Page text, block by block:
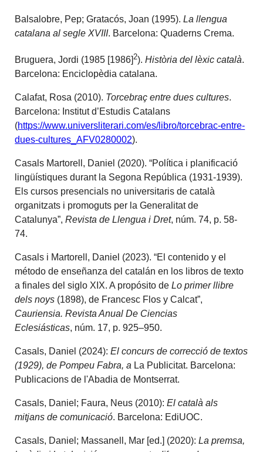
Balsalobre, Pep; Gratacós, Joan (1995).La llengua
catalana al segle XVIII. Barcelona: Quaderns Crema.
Bruguera, Jordi (1985 [1986]2).Història del lèxic català.
Barcelona: Enciclopèdia catalana.
Calafat, Rosa (2010). Torcebraç entre dues cultures.
Barcelona: Institut d’Estudis Catalans
(https://www.universliterari.com/es/libro/torcebrac-entre-
dues-cultures_AFV0280002).
Casals Martorell, Daniel (2020). “Política i planificació
lingüístiques durant la Segona República (1931-1939).
Els cursos presencials no universitaris de català
organitzats i promoguts per la Generalitat de
Catalunya”,Revista de Llengua i Dret, núm. 74, p. 58-
74.
Casals i Martorell, Daniel (2023). “El contenido y el
método de enseñanza del catalán en los libros de texto
a finales del siglo XIX. A propósito deLo primer llibre
dels noys (1898), de Francesc Flos y Calcat”,
Cauriensia. Revista Anual De Ciencias
Eclesiásticas, núm. 17, p. 925–950.
Casals, Daniel (2024):El concurs de correcció de textos
(1929), de Pompeu Fabra, a La Publicitat. Barcelona:
Publicacions de l'Abadia de Montserrat.
Casals, Daniel; Faura, Neus (2010):El català als
mitjans de comunicació. Barcelona: EdiUOC.
Casals, Daniel; Massanell, Mar [ed.] (2020):La premsa,